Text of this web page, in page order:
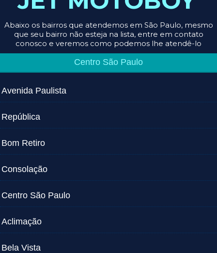
Abaixo os bairros que atendemos em São Paulo, mesmo
que seu bairro não esteja na lista, entre em contato
conosco e veremos como podemos lhe atendê-lo
Centro São Paulo
Avenida Paulista
República
Bom Retiro
Consolação
Centro São Paulo
Aclimação
Bela Vista